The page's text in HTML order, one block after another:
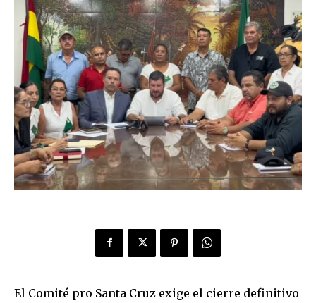
El Comité pro Santa Cruz exige el cierre definitivo